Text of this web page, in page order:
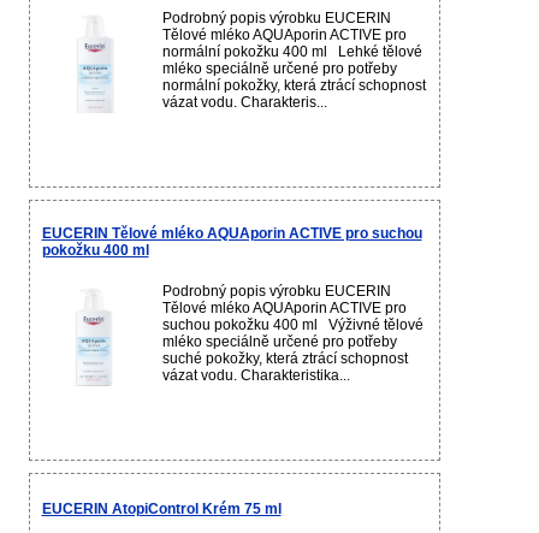
Podrobný popis výrobku EUCERIN
Tělové mléko AQUAporin ACTIVE pro
normální pokožku 400 ml Lehké tělové
mléko speciálně určené pro potřeby
normální pokožky, která ztrácí schopnost
vázat vodu. Charakteris...
EUCERIN Tělové mléko AQUAporin ACTIVE pro suchou
pokožku 400 ml
Podrobný popis výrobku EUCERIN
Tělové mléko AQUAporin ACTIVE pro
suchou pokožku 400 ml Výživné tělové
mléko speciálně určené pro potřeby
suché pokožky, která ztrácí schopnost
vázat vodu. Charakteristika...
EUCERIN AtopiControl Krém 75 ml